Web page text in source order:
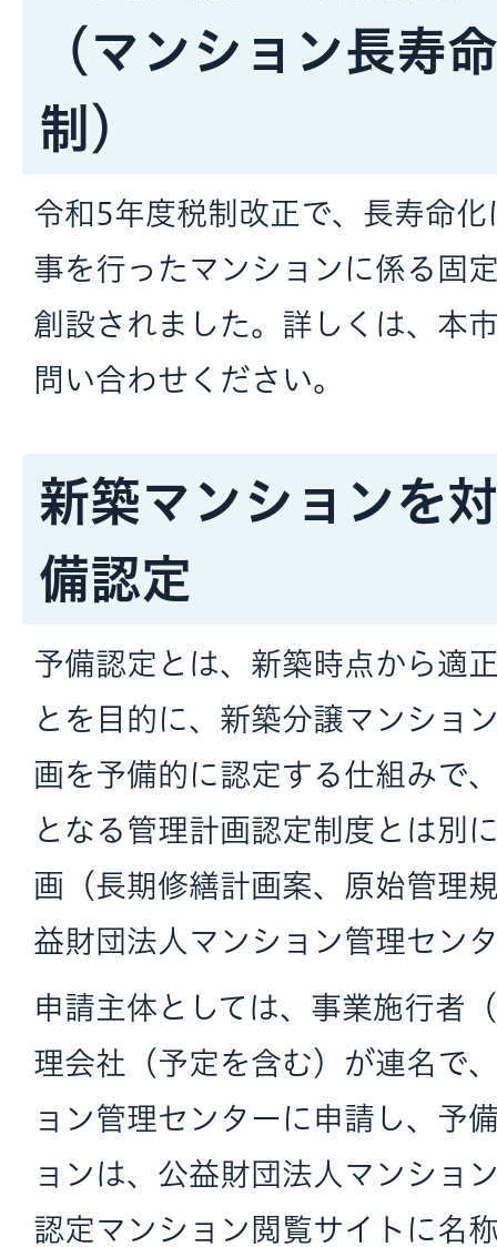
（マンション長寿
制）
令和5年度税制改正で、長寿命
事を行ったマンションに係る固
創設されました。詳しくは、本
問い合わせください。
新築マンションを
備認定
予備認定とは、新築時点から適
とを目的に、新築分譲マンショ
画を予備的に認定する仕組みで
となる管理計画認定制度とは別
画（長期修繕計画案、原始管理
益財団法人マンション管理セン
申請主体としては、事業施行者
理会社（予定を含む）が連名で
ョン管理センターに申請し、予
ョンは、公益財団法人マンショ
認定マンション閲覧サイトに名